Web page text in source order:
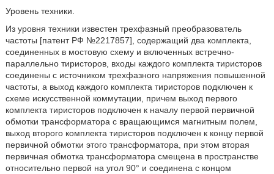
Уровень техники.
Из уровня техники известен трехфазный преобразователь
частоты [патент РФ №2217857], содержащий два комплекта,
соединенных в мостовую схему и включенных встречно-
параллельно тиристоров, входы каждого комплекта тиристоров
соединены с источником трехфазного напряжения повышенной
частоты, а выход каждого комплекта тиристоров подключен к
схеме искусственной коммутации, причем выход первого
комплекта тиристоров подключен к началу первой первичной
обмотки трансформатора с вращающимся магнитным полем,
выход второго комплекта тиристоров подключен к концу первой
первичной обмотки этого трансформатора, при этом вторая
первичная обмотка трансформатора смещена в пространстве
относительно первой на угол 90° и соединена с концом